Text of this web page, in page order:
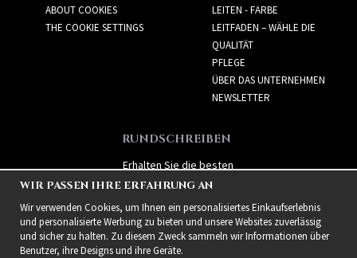
ABOUT COOKIES
THE COOKIE SETTINGS
LEITEN - FARBE
LEITFADEN – WÄHLE DIE
QUALITÄT
PFLEGE
ÜBER DAS UNTERNEHMEN
NEWSLETTER
RUNDSCHREIBEN
Erhalten Sie die besten
Angebote und spannende
neue Produkte!
WIR PASSEN IHRE ERFAHRUNG AN
Wir verwenden Cookies, um Ihnen ein personalisiertes Einkaufserlebnis
und personalisierte Werbung zu bieten und unsere Websites zuverlässig
und sicher zu halten. Zu diesem Zweck sammeln wir Informationen über
Benutzer, ihre Designs und ihre Geräte.